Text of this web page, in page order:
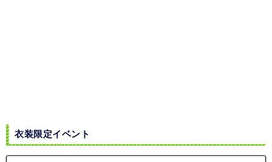
衣装限定イベント